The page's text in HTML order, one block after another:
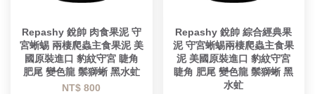
Repashy 銳帥 肉食果泥 守
宮蜥蜴 兩棲爬蟲主食果泥 美
國原裝進口 豹紋守宮 睫角
肥尾 變色龍 鬃獅蜥 黑水虻
NT$ 800
Repashy 銳帥 綜合經典果
泥 守宮蜥蜴兩棲爬蟲主食果
泥 美國原裝進口 豹紋守宮
睫角 肥尾 變色龍 鬃獅蜥 黑
水虻